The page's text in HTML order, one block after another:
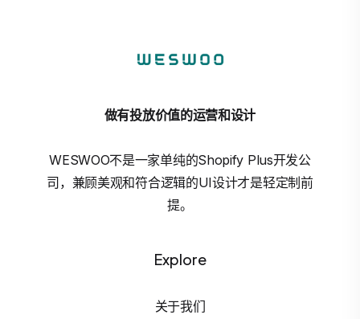
做有投放价值的运营和设计
WESWOO不是一家单纯的Shopify Plus开发公
司，兼顾美观和符合逻辑的UI设计才是轻定制前
提。
Explore
关于我们